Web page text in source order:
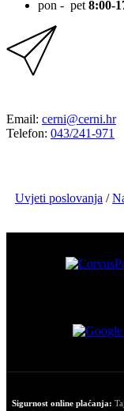
pon - pet 8:00-
Email: cerni@cerni.hr
Telefon: 043/241-971
Uvjeti poslovanja /
Sigurnost online plaćanja: